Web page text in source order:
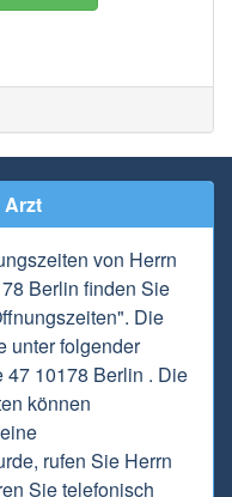
Arzt
von Herrn
Berlin finden Sie
Die
unter folgender
47 10178 Berlin . Die
können
rufen Sie Herrn
Sie telefonisch